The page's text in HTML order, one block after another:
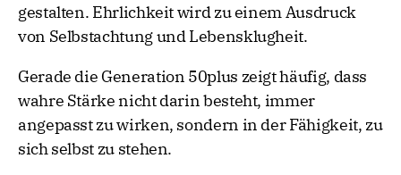
gestalten. Ehrlichkeit wird zu einem Ausdruck
von Selbstachtung und Lebensklugheit.
Gerade die Generation 50plus zeigt häufig, dass
wahre Stärke nicht darin besteht, immer
angepasst zu wirken, sondern in der Fähigkeit, zu
sich selbst zu stehen.